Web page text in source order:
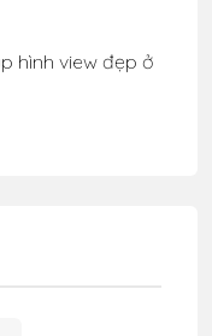
hình view đẹp ở